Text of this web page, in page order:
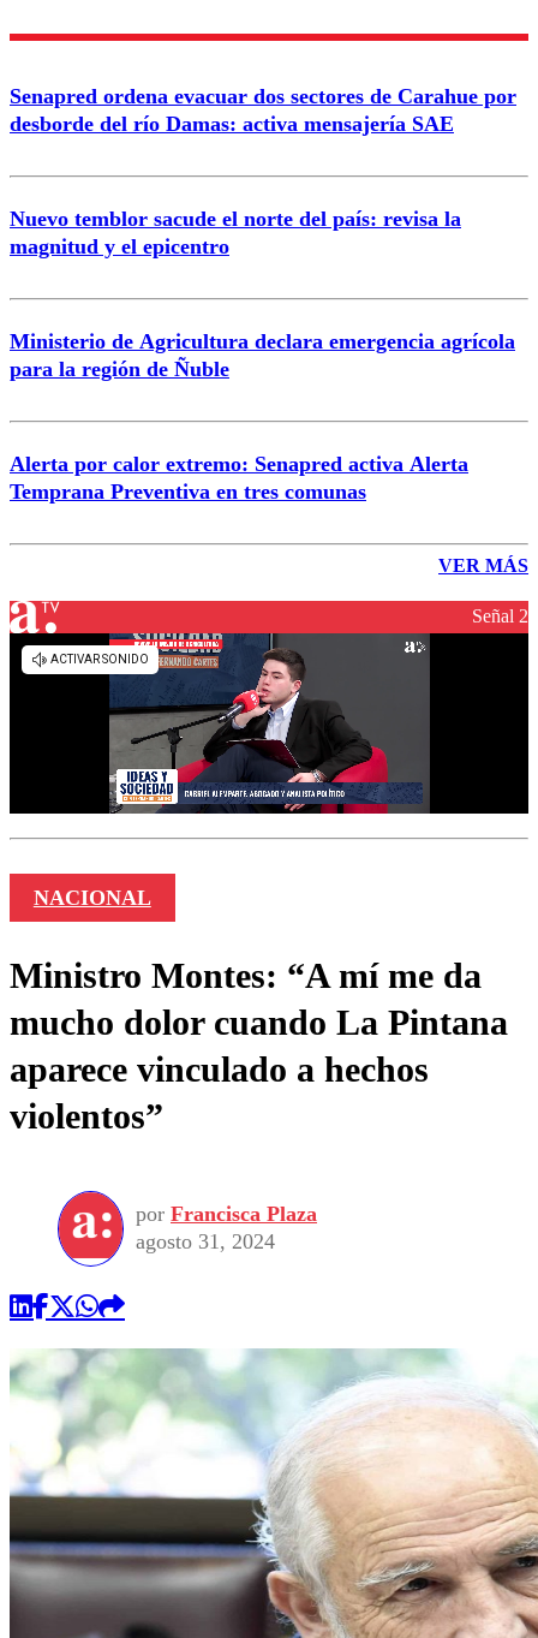
Enviar comentario
Senapred ordena evacuar dos sectores de Carahue por
desborde del río Damas: activa mensajería SAE
Nuevo temblor sacude el norte del país: revisa la
magnitud y el epicentro
Ministerio de Agricultura declara emergencia agrícola
para la región de Ñuble
Alerta por calor extremo: Senapred activa Alerta
Temprana Preventiva en tres comunas
VER MÁS
Señal 2
NACIONAL
Ministro Montes: “A mí me da
mucho dolor cuando La Pintana
aparece vinculado a hechos
violentos”
por Francisca Plaza
agosto 31, 2024